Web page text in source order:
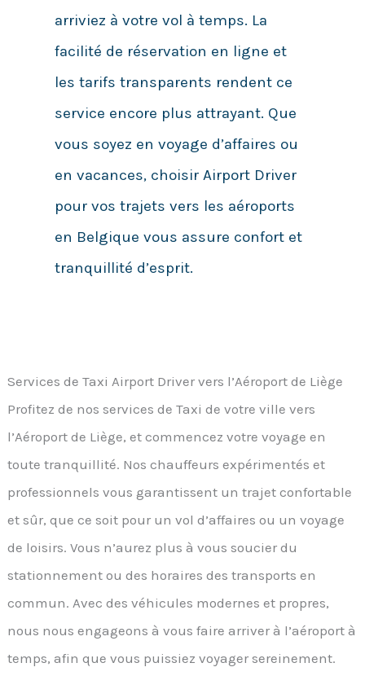
arriviez à votre vol à temps. La
facilité de réservation en ligne et
les tarifs transparents rendent ce
service encore plus attrayant. Que
vous soyez en voyage d’affaires ou
en vacances, choisir Airport Driver
pour vos trajets vers les aéroports
en Belgique vous assure confort et
tranquillité d’esprit.
Services de Taxi Airport Driver vers l’Aéroport de Liège
Profitez de nos services de Taxi de votre ville vers
l’Aéroport de Liège, et commencez votre voyage en
toute tranquillité. Nos chauffeurs expérimentés et
professionnels vous garantissent un trajet confortable
et sûr, que ce soit pour un vol d’affaires ou un voyage
de loisirs. Vous n’aurez plus à vous soucier du
stationnement ou des horaires des transports en
commun. Avec des véhicules modernes et propres,
nous nous engageons à vous faire arriver à l’aéroport à
temps, afin que vous puissiez voyager sereinement.